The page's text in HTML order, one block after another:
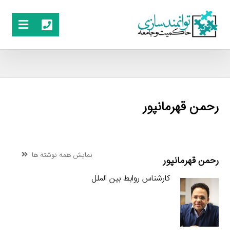
رحمن قهرمانپور
رحمن قهرمانپور نمایش همه نوشته ها
کارشناس روابط بین الملل